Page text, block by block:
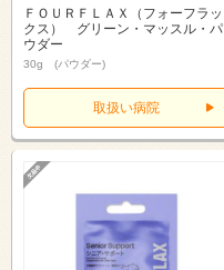
ＦＯＵＲＦＬＡＸ（フォーフラッ
クス） グリーン・マッスル・パ
ウダー
30g (パウダー)
取扱い病院